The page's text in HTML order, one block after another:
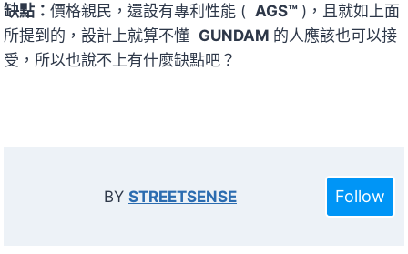
缺點： 價格親民，還設有專利性能 ( AGS™ )，且就如上面
所提到的，設計上就算不懂 GUNDAM 的人應該也可以接
受，所以也說不上有什麼缺點吧？
BY STREETSENSE Follow